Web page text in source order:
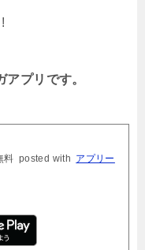
アプリです。
料 posted with アプリー